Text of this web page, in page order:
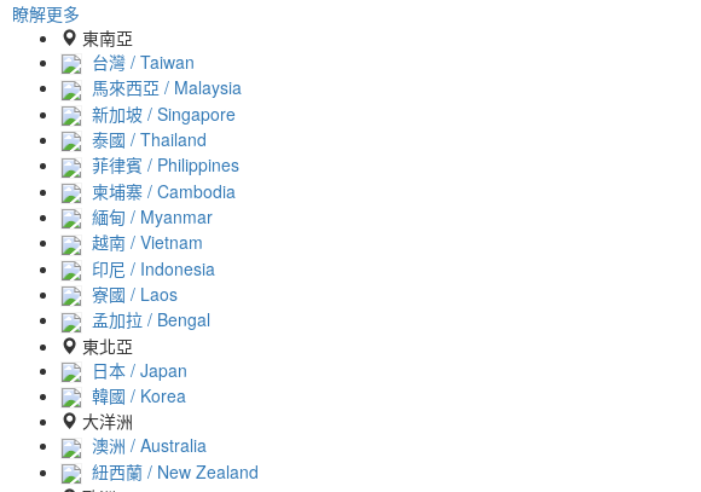
瞭解更多
東南亞
台灣 / Taiwan
馬來西亞 / Malaysia
新加坡 / Singapore
泰國 / Thailand
菲律賓 / Philippines
柬埔寨 / Cambodia
緬甸 / Myanmar
越南 / Vietnam
印尼 / Indonesia
寮國 / Laos
孟加拉 / Bengal
東北亞
日本 / Japan
韓國 / Korea
大洋洲
澳洲 / Australia
紐西蘭 / New Zealand